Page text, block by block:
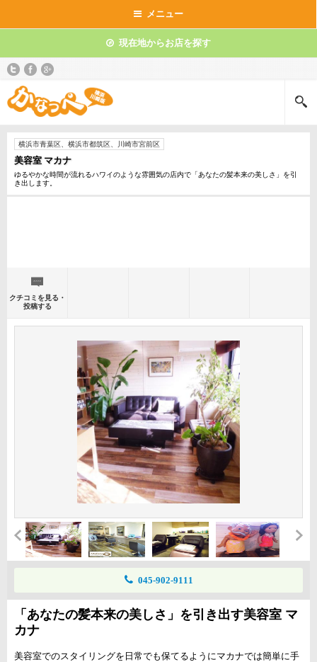
メニュー
現在地からお店を探す
横浜市青葉区、横浜市都筑区、川崎市宮前区
美容室 マカナ
ゆるやかな時間が流れるハワイのような雰囲気の店内で「あなたの髪本来の美しさ」を引
き出します。
クチコミを見る・
投稿する
045-902-9111
「あなたの髪本来の美しさ」を引き出す美容室 マ
カナ
美容室でのスタイリングを日常でも保てるようにマカナでは簡単に手